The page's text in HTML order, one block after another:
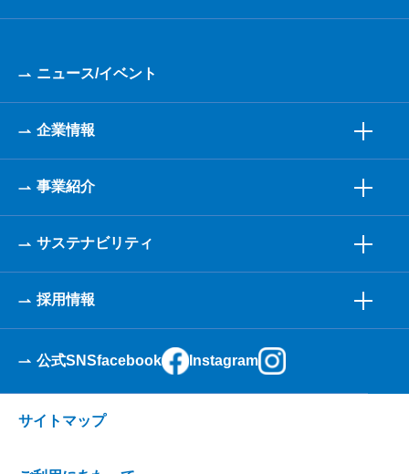
ニュース/イベント
企業情報
事業紹介
サステナビリティ
採用情報
公式SNSfacebook Instagram
サイトマップ